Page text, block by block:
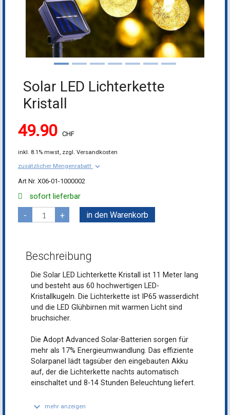
Solar LED Lichterkette
Kristall
49.90 CHF
inkl. 8.1% mwst, zzgl. Versandkosten
zusätzlicher Mengenrabatt keyboard_arrow_down
X06-01-1000002
sofort lieferbar
- + in den Warenkorb
Beschreibung
Die Solar LED Lichterkette Kristall ist 11 Meter lang
und besteht aus 60 hochwertigen LED-
Kristallkugeln. Die Lichterkette ist IP65 wasserdicht
und die LED Glühbirnen mit warmen Licht sind
bruchsicher.
Die Adopt Advanced Solar-Batterien sorgen für
mehr als 17% Energieumwandlung. Das effiziente
Solarpanel lädt tagsüber den eingebauten Akku
auf, der die Lichterkette nachts automatisch
einschaltet und 8-14 Stunden Beleuchtung liefert.
keyboard_arrow_down mehr anzeigen